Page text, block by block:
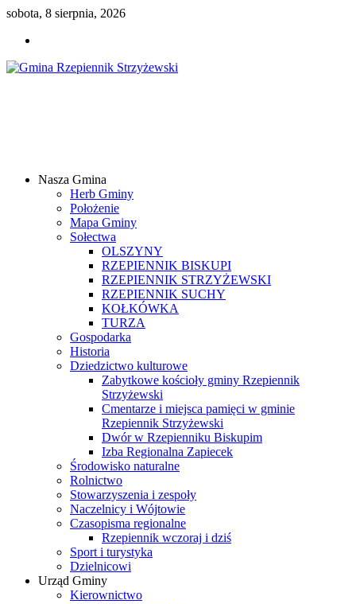
sobota, 8 sierpnia, 2026
Samorządowy
Internetowy
Nasza Gmina
Herb Gminy
Położenie
Mapa Gminy
Sołectwa
OLSZYNY
RZEPIENNIK BISKUPI
RZEPIENNIK STRZYŻEWSKI
RZEPIENNIK SUCHY
KOŁKÓWKA
TURZA
Gospodarka
Historia
Dziedzictwo kulturowe
Zabytkowe kościoły gminy Rzepiennik
Strzyżewski
Cmentarze i miejsca pamięci w gminie
Rzepiennik Strzyżewski
Dwór w Rzepienniku Biskupim
Izba Regionalna Zapiecek
Środowisko naturalne
Rolnictwo
Stowarzyszenia i zespoły
Naczelnicy i Wójtowie
Czasopisma regionalne
Rzepiennik wczoraj i dziś
Sport i turystyka
Dzielnicowi
Urząd Gminy
Kierownictwo